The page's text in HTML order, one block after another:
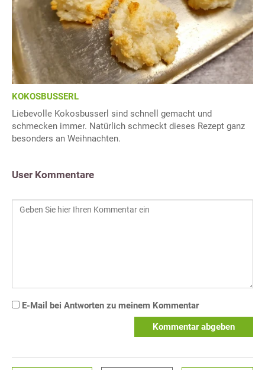
KOKOSBUSSERL
Liebevolle Kokosbusserl sind schnell gemacht und
schmecken immer. Natürlich schmeckt dieses Rezept ganz
besonders an Weihnachten.
User Kommentare
E-Mail bei Antworten zu meinem Kommentar
Kommentar abgeben